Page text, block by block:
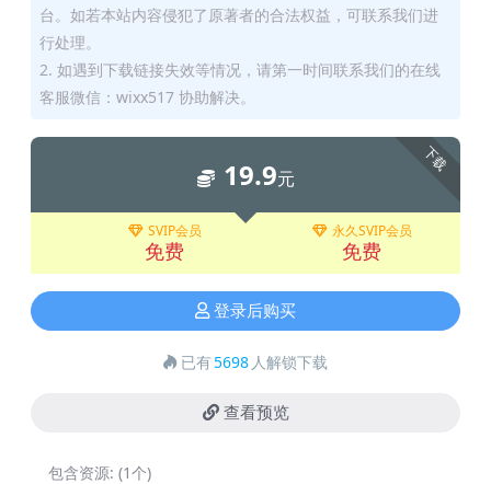
台。如若本站内容侵犯了原著者的合法权益，可联系我们进
行处理。
2. 如遇到下载链接失效等情况，请第一时间联系我们的在线
客服微信：wixx517 协助解决。
下载
19.9元
SVIP会员
免费
永久SVIP会员
免费
登录后购买
已有5698 人解锁下载
查看预览
包含资源: (1个)